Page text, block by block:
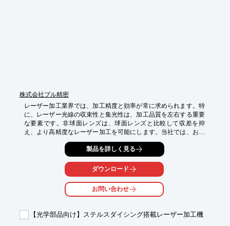
株式会社ブル精密
レーザー加工業界では、加工精度と効率が常に求められます。特
に、レーザー光線の収束性と集光性は、加工品質を左右する重要
な要素です。非球面レンズは、球面レンズと比較して収差を抑
え、より高精度なレーザー加工を可能にします。当社では、お客
様のニーズに合わせた非球面レンズを提供し、レーザー加工の品
【活用シーン】
・レーザーマーキング
・レーザーカッティング
・レーザー溶接
・レーザー走査
製品を詳しく見る
ダウンロード
お問い合わせ
【光学部品向け】ステルスダイシング搭載レーザー加工機